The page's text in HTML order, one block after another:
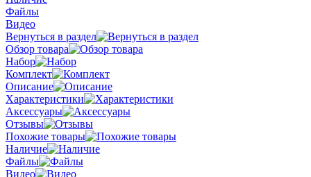
Файлы
Видео
Вернуться в раздел
Обзор товара
Набор
Комплект
Описание
Характеристики
Аксессуары
Отзывы
Похожие товары
Наличие
Файлы
Видео